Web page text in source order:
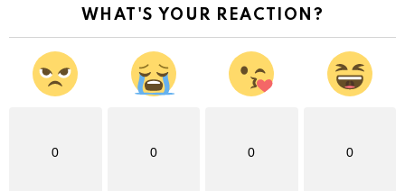
WHAT'S YOUR REACTION?
0 0 0 0